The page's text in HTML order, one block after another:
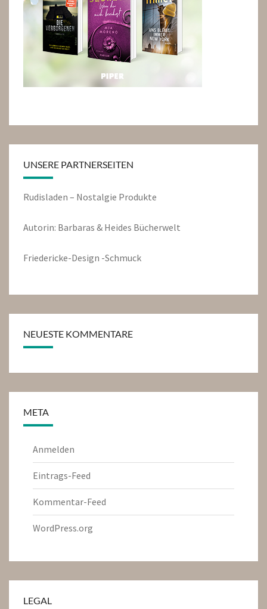
UNSERE PARTNERSEITEN
Rudisladen – Nostalgie Produkte
Autorin: Barbaras & Heides Bücherwelt
Friedericke-Design -Schmuck
NEUESTE KOMMENTARE
META
Anmelden
Eintrags-Feed
Kommentar-Feed
WordPress.org
LEGAL